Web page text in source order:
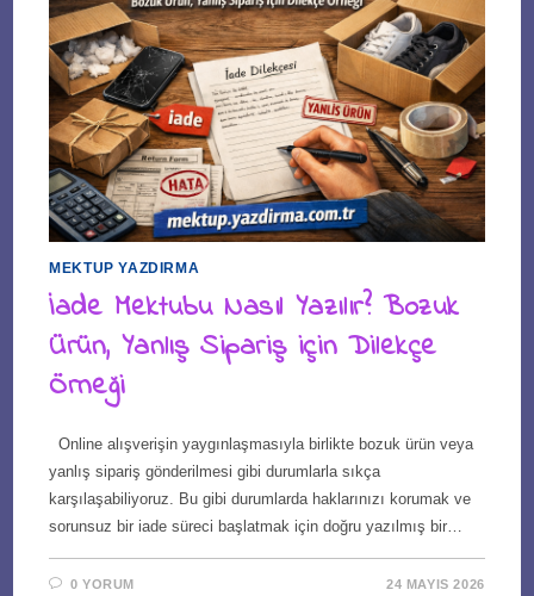
MEKTUP YAZDIRMA
İade Mektubu Nasıl Yazılır? Bozuk
Ürün, Yanlış Sipariş için Dilekçe
Örneği
Online alışverişin yaygınlaşmasıyla birlikte bozuk ürün veya
yanlış sipariş gönderilmesi gibi durumlarla sıkça
karşılaşabiliyoruz. Bu gibi durumlarda haklarınızı korumak ve
sorunsuz bir iade süreci başlatmak için doğru yazılmış bir…
0 YORUM 24 MAYIS 2026